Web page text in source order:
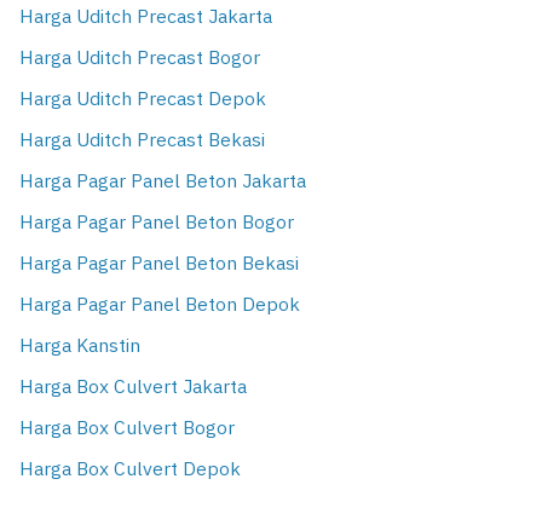
Harga Uditch Precast Jakarta
Harga Uditch Precast Bogor
Harga Uditch Precast Depok
Harga Uditch Precast Bekasi
Harga Pagar Panel Beton Jakarta
Harga Pagar Panel Beton Bogor
Harga Pagar Panel Beton Bekasi
Harga Pagar Panel Beton Depok
Harga Kanstin
Harga Box Culvert Jakarta
Harga Box Culvert Bogor
Harga Box Culvert Depok